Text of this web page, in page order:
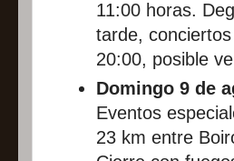
11:00 horas.
tarde,
20:00, posible
Domingo 9 de
Eventos
23 km entre